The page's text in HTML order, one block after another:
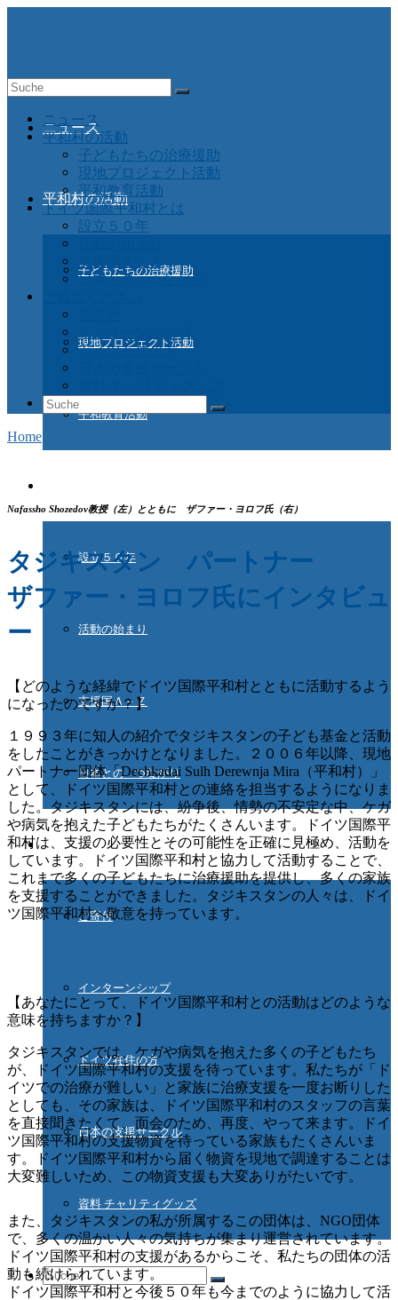
ニュース
平和村の活動
子どもたちの治療援助
現地プロジェクト活動
平和教育活動
設立５０年
活動の始まり
支援国Ａ－Ｚ
日本との つながり
ご協力ください
ご寄付
インターンシップ
ドイツ在住の方
日本の支援サークル
資料 チャリティグッズ
Suche
Suche
ニュース
平和村の活動
子どもたちの治療援助
現地プロジェクト活動
平和教育活動
ドイツ国際平和村とは
設立５０年
支援国Ａ－Ｚ
日本との つながり
インターンシップ
ドイツ在住の方
Suche
nach:
Home
Nafassho Shozedov教授（左）とともに ザファー・ヨロフ氏（右）
タジキスタン パートナー
ザファー・ヨロフ氏にインタビュ
ー
【どのような経緯でドイツ国際平和村とともに活動するよう
になったのですか？】
１９９３年に知人の紹介でタジキスタンの子ども基金と活動
をしたことがきっかけとなりました。２００６年以降、現地
パートナー団体「Dechkadai Sulh Derewnja Mira（平和村）」
として、
ドイツ国際平和村との連絡を担当するようになりま
した。タジキスタンには、紛争後、情勢の不安定な中、ケガ
や病気を抱えた子どもたちがたくさんいます。ドイツ国際平
和村は、支援の必要性とその可能性を正確に見極め、活動を
しています。ドイツ国際平和村と協力して活動することで、
これまで多くの子どもたちに治療援助を提供し、多くの家族
を支援することができました。タジキスタンの人々は、ドイ
ツ国際平和村へ敬意を持っています。
【あなたにとって、ドイツ国際平和村との活動はどのような
意味を持ちますか？】
タジキスタンでは、ケガや病気を抱えた多くの子どもたち
が、ドイツ国際平和村の支援を待っています。私たちが「ド
イツでの治療が難しい」と家族に治療支援を一度お断りした
としても、その家族は、ドイツ国際平和村のスタッフの言葉
を直接聞きたくて、面会のため、再度、やって来ます。ドイ
ツ国際平和村の支援物資を待っている家族もたくさんいま
す。ドイツ国際平和村から届く物資を現地で調達することは
大変難しいため、この物資支援も大変ありがたいです。
また、タジキスタンの私が所属するこの団体は、NGO団体
で、多くの温かい人々の気持ちが集まり運営されています。
ドイツ国際平和村の支援があるからこそ、私たちの団体の活
動も続けられています。
ドイツ国際平和村と今後５０年も今までのように協力して活